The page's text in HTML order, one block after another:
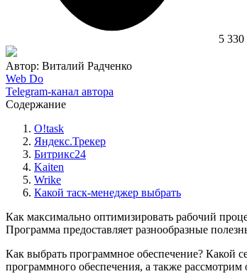
5 330
Автор: Виталий Радченко
Web Do
Telegram-канал автора
Содержание
O!task
Яндекс.Трекер
Битрикс24
Kaiten
Wrike
Какой таск-менеджер выбрать
Как максимально оптимизировать рабочий
Программа предоставляет разнообразные
Как выбрать программное обеспечение? Какой
программного обеспечения, а также